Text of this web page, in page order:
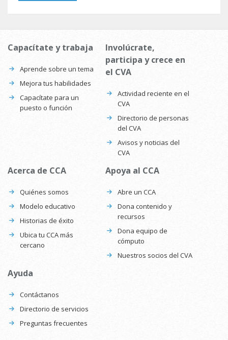
Capacítate y trabaja
Aprende sobre un tema
Mejora tus habilidades
Capacítate para un
puesto o función
Involúcrate,
participa y crece en
el CVA
Actividad reciente en el
CVA
Directorio de personas
del CVA
Avisos y noticias del
CVA
Acerca de CCA
Quiénes somos
Modelo educativo
Historias de éxito
Ubica tu CCA más
cercano
Apoya al CCA
Abre un CCA
Dona contenido y
recursos
Dona equipo de
cómputo
Nuestros socios del CVA
Ayuda
Contáctanos
Directorio de servicios
Preguntas frecuentes